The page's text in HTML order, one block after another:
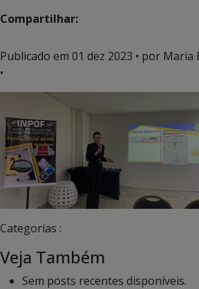
Compartilhar:
Publicado em 01 dez 2023 • por Maria
•
Categorias :
Veja Também
Sem posts recentes disponíveis.